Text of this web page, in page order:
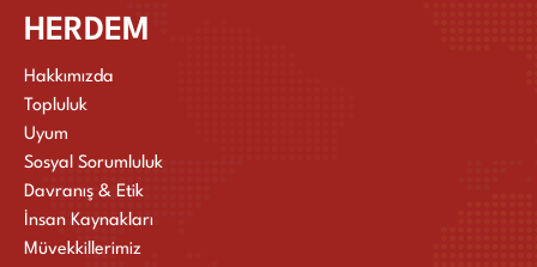
HERDEM
Hakkımızda
Topluluk
Uyum
Sosyal Sorumluluk
Davranış & Etik
İnsan Kaynakları
Müvekkillerimiz